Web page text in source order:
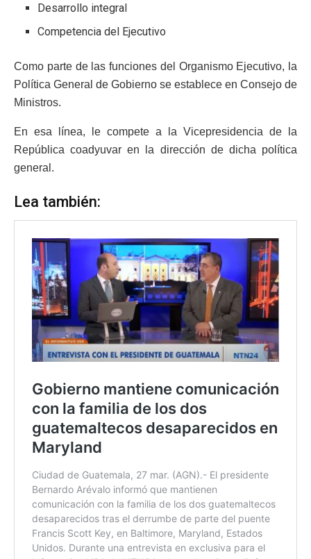
Desarrollo integral
Competencia del Ejecutivo
Como parte de las funciones del Organismo Ejecutivo, la
Política General de Gobierno se establece en Consejo de
Ministros.
En esa línea, le compete a la Vicepresidencia de la
República coadyuvar en la dirección de dicha política
general.
Lea también: